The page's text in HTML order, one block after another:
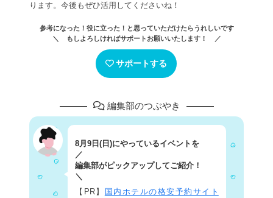
ります。今後もぜひ活用してくださいね！
参考になった！役に立った！と思っていただけたらうれしいです
＼ もしよろしければサポートお願いいたします！ ／
サポートする
編集部のつぶやき
8月9日(日)にやっているイベントを
／
編集部がピックアップしてご紹介！
＼
【PR】
国内ホテルの格安予約サイト